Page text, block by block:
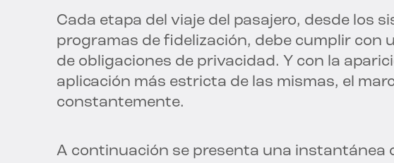
Cada etapa del viaje del pasajero, desde los
programas de fidelización, debe cumplir con
de obligaciones de privacidad. Y con la
aplicación más estricta de las mismas, el
constantemente.
A continuación se presenta una instantánea